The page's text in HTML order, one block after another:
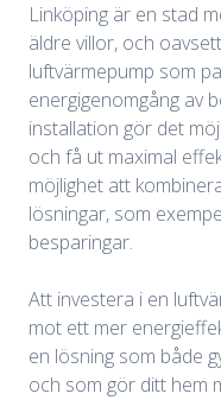
Linköping är en stad
äldre villor, och
luftvärmepump som
energigenomgång av
installation gör det
och få ut maximal
möjlighet att
lösningar, som
besparingar.
Att investera i en
mot ett mer
en lösning som både
och som gör ditt hem